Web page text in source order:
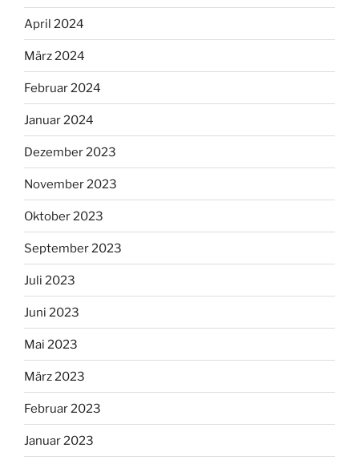
April 2024
März 2024
Februar 2024
Januar 2024
Dezember 2023
November 2023
Oktober 2023
September 2023
Juli 2023
Juni 2023
Mai 2023
März 2023
Februar 2023
Januar 2023